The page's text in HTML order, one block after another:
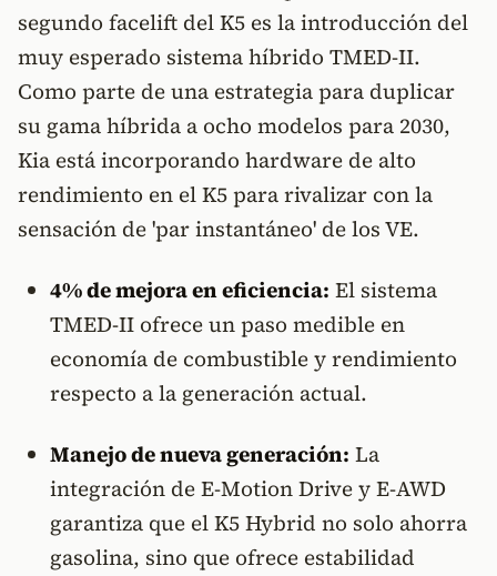
segundo facelift del K5 es la introducción del
muy esperado sistema híbrido TMED-II.
Como parte de una estrategia para duplicar
su gama híbrida a ocho modelos para 2030,
Kia está incorporando hardware de alto
rendimiento en el K5 para rivalizar con la
sensación de 'par instantáneo' de los VE.
4% de mejora en eficiencia: El sistema
TMED-II ofrece un paso medible en
economía de combustible y rendimiento
respecto a la generación actual.
Manejo de nueva generación: La
integración de E-Motion Drive y E-AWD
garantiza que el K5 Hybrid no solo ahorra
gasolina, sino que ofrece estabilidad